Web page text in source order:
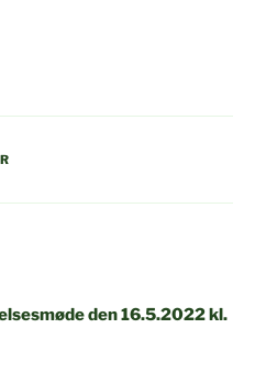
den 16.5.2022 kl.